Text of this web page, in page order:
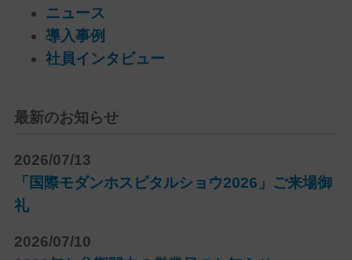
ニュース
導入事例
社員インタビュー
最新のお知らせ
2026/07/13
「国際モダンホスピタルショウ2026」ご来場御
礼
2026/07/10